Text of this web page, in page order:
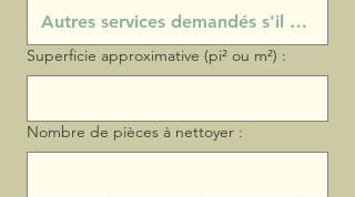
Superficie approximative (pi² ou m²) :
Nombre de pièces à nettoyer :